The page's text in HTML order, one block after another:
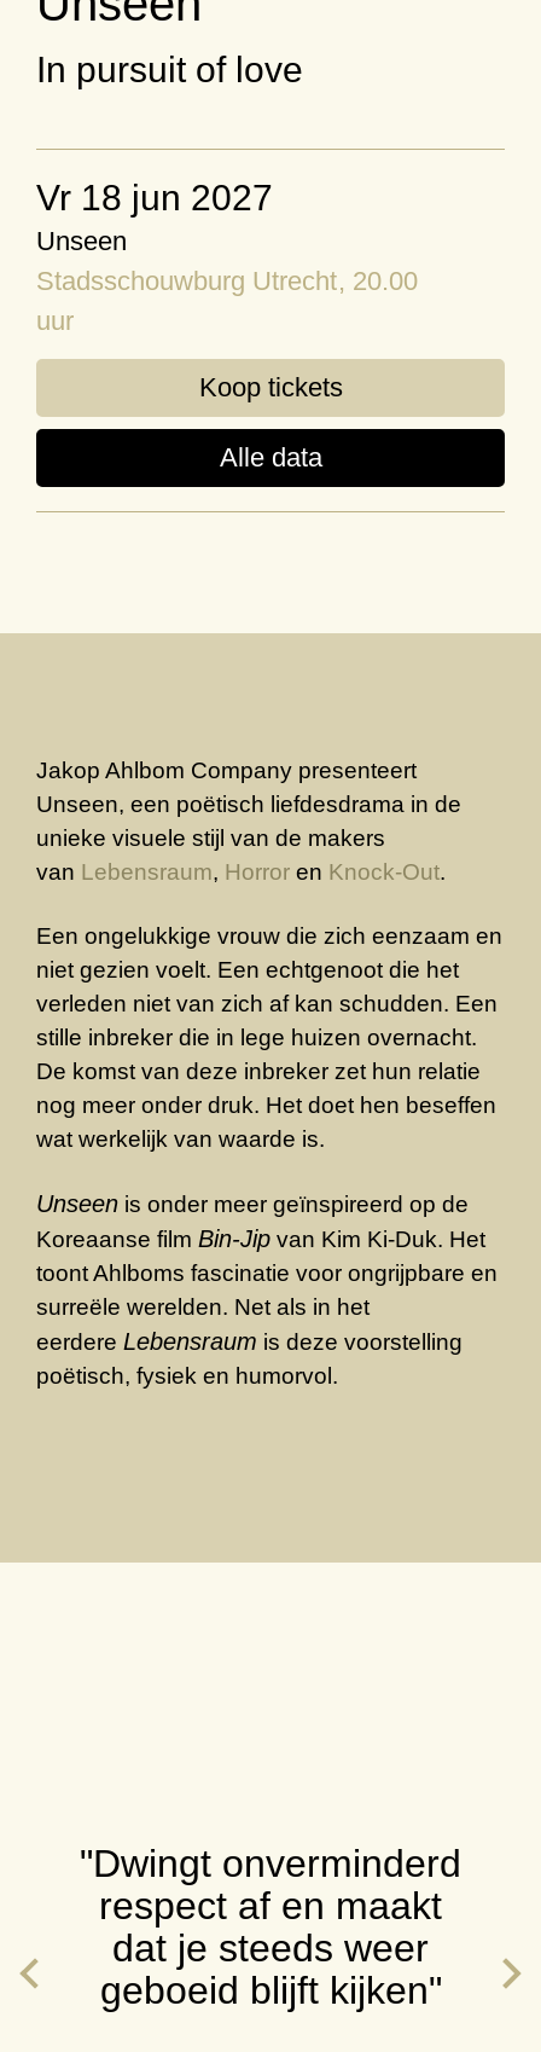
In pursuit of love
vr 18 jun 2027
Unseen
Stadsschouwburg Utrecht, 20.00
uur
Koop tickets
Alle data
Jakop Ahlbom Company presenteert
Unseen, een poëtisch liefdesdrama in de
unieke visuele stijl van de makers
van Lebensraum, Horror en Knock-Out.
Een ongelukkige vrouw die zich eenzaam en
niet gezien voelt. Een echtgenoot die het
verleden niet van zich af kan schudden. Een
stille inbreker die in lege huizen overnacht.
De komst van deze inbreker zet hun relatie
nog meer onder druk. Het doet hen beseffen
wat werkelijk van waarde is.
Unseen is onder meer geïnspireerd op de
Koreaanse film Bin-Jip van Kim Ki-Duk. Het
toont Ahlboms fascinatie voor ongrijpbare en
surreële werelden. Net als in het
eerdere Lebensraum is deze voorstelling
poëtisch, fysiek en humorvol.
"Dwingt onverminderd
respect af en maakt
dat je steeds weer
geboeid blijft kijken"